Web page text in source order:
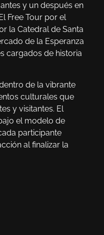
y un después en
Free Tour por el
la Catedral de Santa
de la Esperanza
cargados de historia
de la vibrante
culturales que
y visitantes. El
el modelo de
participante
al finalizar la